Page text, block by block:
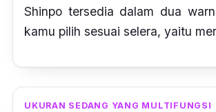
Shinpo tersedia dalam dua
kamu pilih sesuai selera, yaitu
UKURAN SEDANG YANG MULTIFUNGSI